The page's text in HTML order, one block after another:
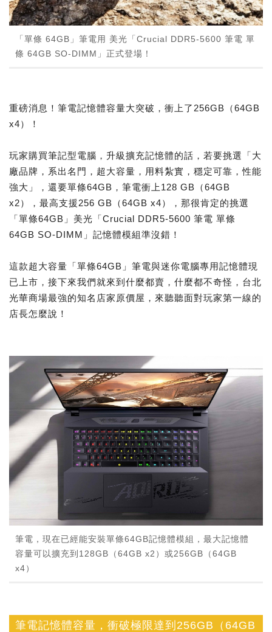
「單條 64GB」筆電用 美光「Crucial DDR5-5600 筆電 單
條 64GB SO-DIMM」正式登場！
重磅消息！筆電記憶體容量大突破，衝上了256GB（64GB
x4）！
玩家購買筆記型電腦，升級擴充記憶體的話，若要挑選「大
廠品牌，系出名門，超大容量，用料紮實，穩定可靠，性能
強大」，還要單條64GB，筆電衝上128 GB（64GB
x2），最高支援256 GB（64GB x4），那很肯定的挑選
「單條64GB」美光「Crucial DDR5-5600 筆電 單條
64GB SO-DIMM」記憶體模組準沒錯！
這款超大容量「單條64GB」筆電與迷你電腦專用記憶體現
已上市，接下來我們就來到什麼都賣，什麼都不奇怪，台北
光華商場最強的知名店家原價屋，來聽聽面對玩家第一線的
店長怎麼說！
筆電，現在已經能安裝單條64GB記憶體模組，最大記憶體
容量可以擴充到128GB（64GB x2）或256GB（64GB
x4）
筆電記憶體容量，衝破極限達到256GB（64GB